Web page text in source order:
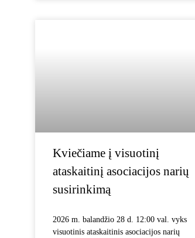
Kviečiame į visuotinį
ataskaitinį asociacijos narių
susirinkimą
2026 m. balandžio 28 d. 12:00 val. vyks
visuotinis ataskaitinis asociacijos narių